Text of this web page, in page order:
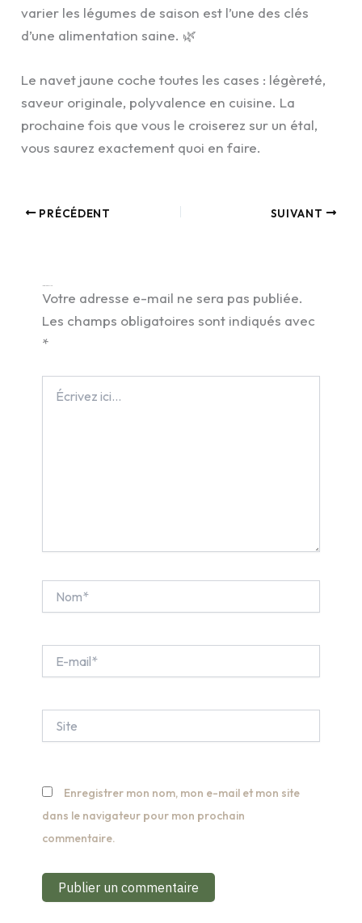
varier les légumes de saison est l’une des clés
d’une alimentation saine. 🌿
Le navet jaune coche toutes les cases : légèreté,
saveur originale, polyvalence en cuisine. La
prochaine fois que vous le croiserez sur un étal,
vous saurez exactement quoi en faire.
PRÉCÉDENT SUIVANT
Votre adresse e-mail ne sera pas publiée.
Les champs obligatoires sont indiqués avec
*
ici…
mail*
Enregistrer mon nom, mon e-mail et mon site
dans le navigateur pour mon prochain
commentaire.